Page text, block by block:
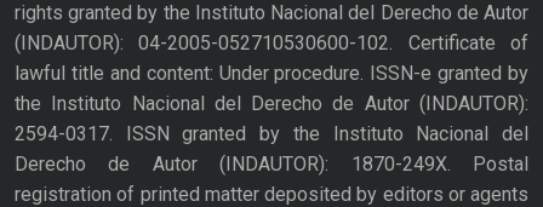
rights granted by the Instituto Nacional del Derecho de Autor
(INDAUTOR): 04-2005-052710530600-102. Certificate of
lawful title and content: Under procedure. ISSN-e granted by
the Instituto Nacional del Derecho de Autor (INDAUTOR):
2594-0317. ISSN granted by the Instituto Nacional del
Derecho de Autor (INDAUTOR): 1870-249X. Postal
registration of printed matter deposited by editors or agents